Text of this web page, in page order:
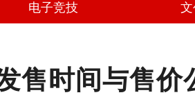
电子竞技
售时间与售